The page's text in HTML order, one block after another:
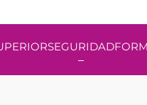
SEGURIDAD